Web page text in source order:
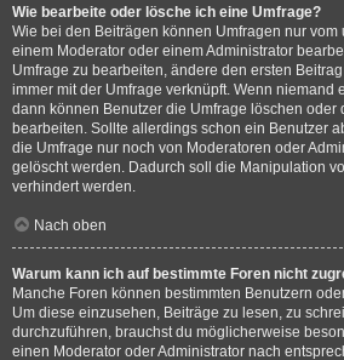
Wie bearbeite oder lösche ich eine Umfrage?
Wie bei den Beiträgen können Umfragen nur vom
einem Moderator oder einem Administrator
Umfrage zu bearbeiten, ändere den ersten
immer mit der Umfrage verknüpft. Wenn niemand
dann können Benutzer die Umfrage löschen oder
bearbeiten. Sollte allerdings schon ein Benutzer
die Umfrage nur noch von Moderatoren oder
gelöscht werden. Dadurch soll die Manipulation
verhindert werden.
Nach oben
Warum kann ich auf bestimmte Foren nicht
Manche Foren können bestimmten Benutzern
Um diese einzusehen, Beiträge zu lesen, zu
durchzuführen, brauchst du möglicherweise
einen Moderator oder Administrator nach